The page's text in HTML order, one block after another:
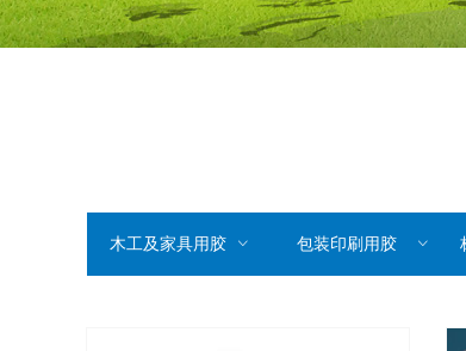
ꀁ
木工及家具用胶 ꀁ
包装印刷用胶